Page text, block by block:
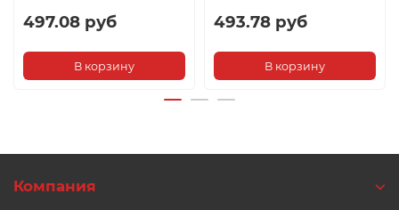
497.08 руб
В корзину
493.78 руб
В корзину
Компания